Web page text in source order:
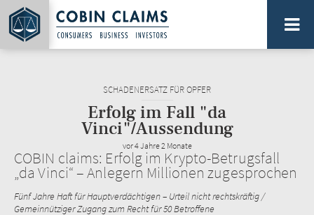
Direkt
zum
Inhalt
SCHADENERSATZ FÜR OPFER
Erfolg im Fall "da
Vinci"/Aussendung
vor 4 Jahre 2 Monate
COBIN claims: Erfolg im Krypto-Betrugsfall
„da Vinci“ – Anlegern Millionen zugesprochen
Fünf Jahre Haft für Hauptverdächtigen – Urteil nicht rechtskräftig /
Gemeinnütziger Zugang zum Recht für 50 Betroffene